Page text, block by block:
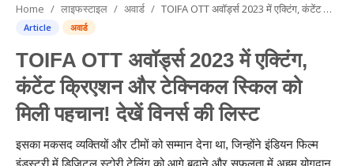
संपर्क करें
मनोरंजन
Home लाइफस्टाइल अवार्ड TOIFA OTT अवॉर्ड्स 2023 में एक्टिंग, कंटेंट क्रिएशन और टेक्निकल स्किल को मिली पहचान! देखें विनर्स की लिस्ट
Article अवार्ड
TOIFA OTT अवॉर्ड्स 2023 में एक्टिंग,
कंटेंट क्रिएशन और टेक्निकल स्किल को
मिली पहचान! देखें विनर्स की लिस्ट
इसका मकसद व्यक्तियों और टीमों को सम्मान देना था, जिन्होंने इंडियन फिल्म
इंडस्ट्री में डिजिटल स्टोरी टेलिंग को आगे बढ़ाने और सफलता में अहम योगदान